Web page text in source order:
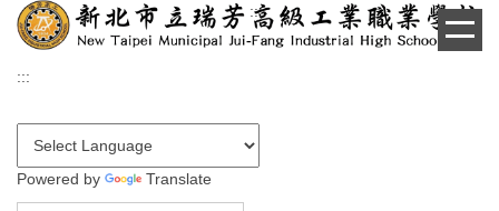
跳
到
要
:::
:::
Powered by Translate